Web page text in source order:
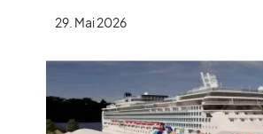
29. Mai 2026